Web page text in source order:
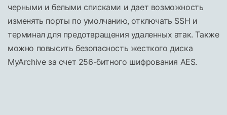
черными и белыми списками и дает возможность
изменять порты по умолчанию, отключать SSH и
терминал для предотвращения удаленных атак. Также
можно повысить безопасность жесткого диска
MyArchive за счет 256-битного шифрования AES.